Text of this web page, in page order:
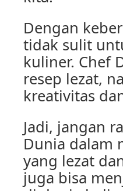
Dengan
tidak sulit
kuliner. Chef
resep lezat,
kreativitas
Jadi, jangan
Dunia dalam
yang lezat
juga bisa